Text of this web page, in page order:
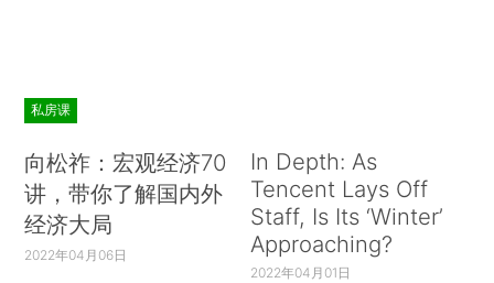
私房课
向松祚：宏观经济70
讲，带你了解国内外
经济大局
2022年04月06日
In Depth: As
Tencent Lays Off
Staff, Is Its ‘Winter’
Approaching?
2022年04月01日